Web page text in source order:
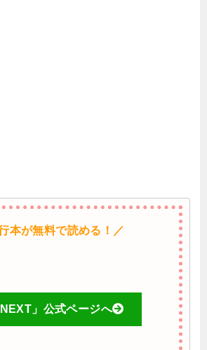
本が無料で読める！／
NEXT」公式ページへ